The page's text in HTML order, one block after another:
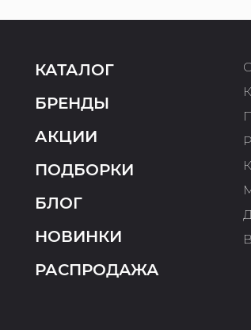
КАТАЛОГ
БРЕНДЫ
АКЦИИ
ПОДБОРКИ
БЛОГ
НОВИНКИ
РАСПРОДАЖА